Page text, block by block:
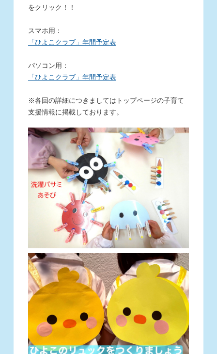
をクリック！！
スマホ用：
「ひよこクラブ」年間予定表
パソコン用：
「ひよこクラブ」年間予定表
※各回の詳細につきましてはトップページの子育て
支援情報に掲載しております。